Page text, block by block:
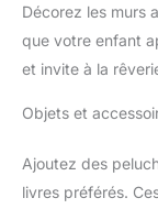
Décorez les murs
que votre enfant
et invite à la
Objets et
Ajoutez des
livres préférés.